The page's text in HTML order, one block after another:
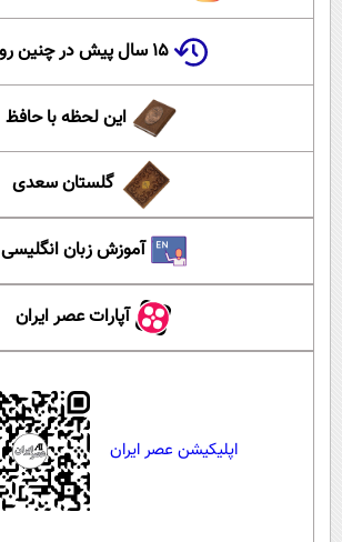
۱۵ سال پیش در چنین روزی
این لحظه با حافظ
گلستان سعدی
آموزش زبان انگلیسی
آپارات عصر ایران
اپلیکیشن عصر ایران